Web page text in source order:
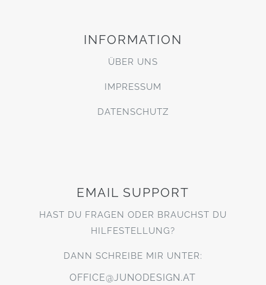
INFORMATION
ÜBER UNS
IMPRESSUM
DATENSCHUTZ
EMAIL SUPPORT
HAST DU FRAGEN ODER BRAUCHST DU
HILFESTELLUNG?
DANN SCHREIBE MIR UNTER:
OFFICE@JUNODESIGN.AT